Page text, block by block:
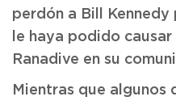
perdón a Bill
le haya podido
Ranadive en su
Mientras que algunos